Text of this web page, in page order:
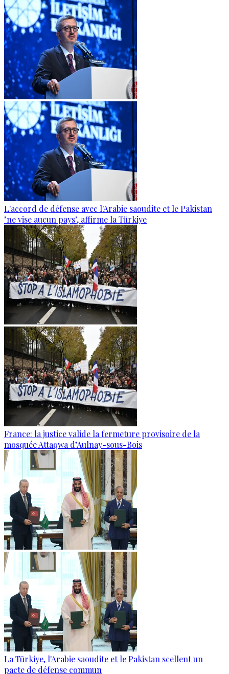
L'accord de défense avec l'Arabie saoudite et le Pakistan
"ne vise aucun pays", affirme la Türkiye
France: la justice valide la fermeture provisoire de la
mosquée Attaqwa d’Aulnay-sous-Bois
La Türkiye, l'Arabie saoudite et le Pakistan scellent un
pacte de défense commun